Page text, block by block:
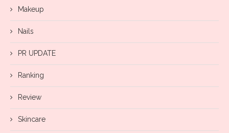
Makeup
Nails
PR UPDATE
Ranking
Review
Skincare